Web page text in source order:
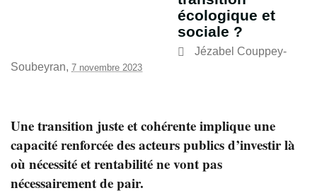
écologique et
sociale ?
Jézabel Couppey-
Soubeyran, 7 novembre 2023
Une transition juste et cohérente implique une
capacité renforcée des acteurs publics d’investir là
où nécessité et rentabilité ne vont pas
nécessairement de pair.